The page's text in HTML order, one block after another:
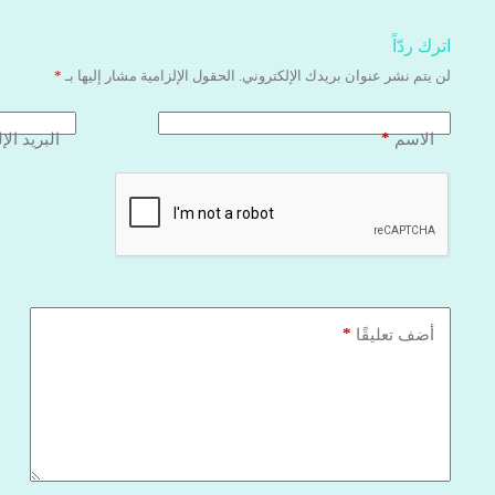
اترك ردّاً
لن يتم نشر عنوان بريدك الإلكتروني. الحقول الإلزامية مشار إليها بـ *
الاسم* البريد
أضف تعليقًا *